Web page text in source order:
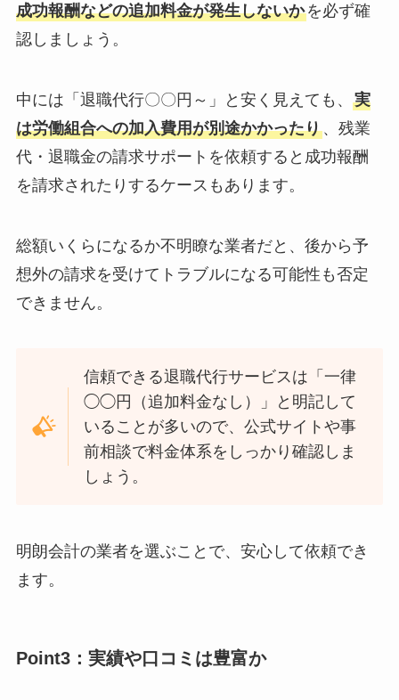
成功報酬などの追加料金が発生しないかを必ず確
認しましょう。
中には「退職代行〇〇円～」と安く見えても、 実
は労働組合への加入費用が別途かかったり、残業
代・退職金の請求サポートを依頼すると成功報酬
を請求されたりするケースもあります。
総額いくらになるか不明瞭な業者だと、後から予
想外の請求を受けてトラブルになる可能性も否定
できません。
信頼できる退職代行サービスは「一律
◯◯円（追加料金なし）」と明記して
いることが多いので、公式サイトや事
前相談で料金体系をしっかり確認しま
しょう。
明朗会計の業者を選ぶことで、安心して依頼でき
ます。
Point3：実績や口コミは豊富か